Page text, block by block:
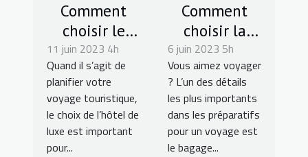
Comment
choisir le
meilleur
hôtel de luxe
pour un
voyage
touristique ?
11 juin 2023 4h
Quand il s’agit de
planifier votre
voyage touristique,
le choix de l’hôtel de
luxe est important
pour...
Comment
choisir la
valise cabine
idéale pour
ses voyages?
6 juin 2023 5h
Vous aimez voyager
? L’un des détails
les plus importants
dans les préparatifs
pour un voyage est
le bagage...